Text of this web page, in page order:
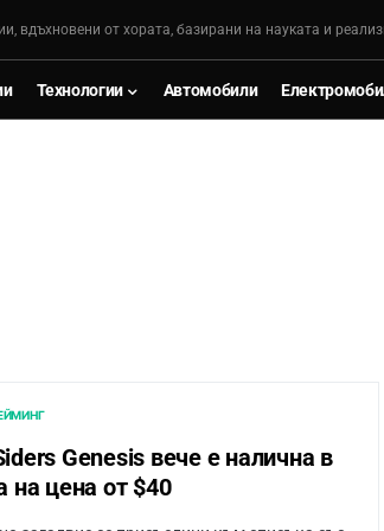
вдъхновени от хората, базирани на науката и
Технологии Автомобили
Genesis вече е налична в
на цена от $40